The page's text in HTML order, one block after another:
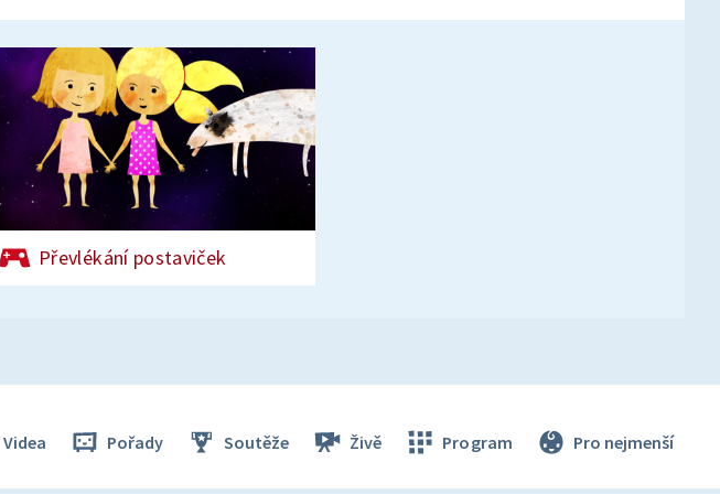
Převlékání postaviček
Videa Pořady Soutěže Živě Program Pro nejmenší